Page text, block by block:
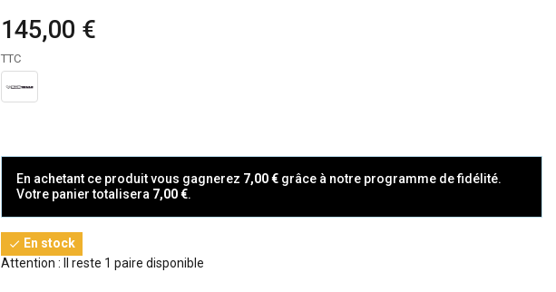
145,00 €
TTC
En achetant ce produit vous gagnerez 7,00 € grâce à notre programme de fidélité.
Votre panier totalisera 7,00 €.
 En stock
Attention : Il reste 1 paire disponible